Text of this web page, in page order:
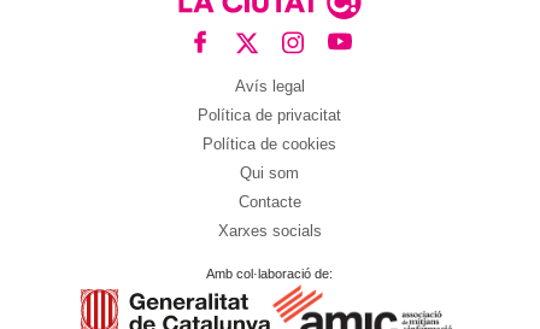
Avís legal
Política de privacitat
Política de cookies
Qui som
Contacte
Xarxes socials
Amb col·laboració de: